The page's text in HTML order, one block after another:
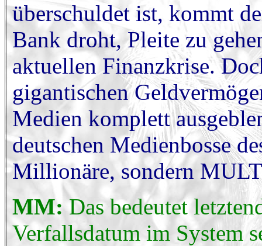
überschuldet ist, kommt
Bank droht, Pleite zu
aktuellen Finanzkrise.
gigantischen
Medien komplett
deutschen Medienbosse
Millionäre, sondern
MM:Das bedeutet
Verfallsdatum im System